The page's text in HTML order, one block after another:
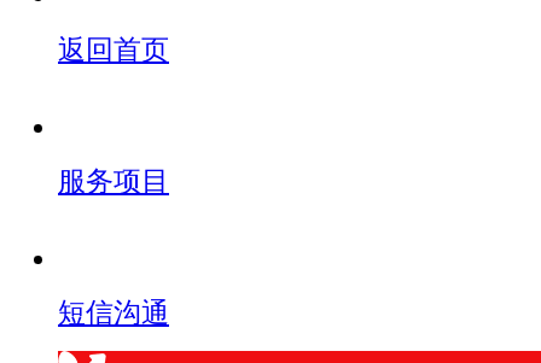
返回首页
服务项目
短信沟通